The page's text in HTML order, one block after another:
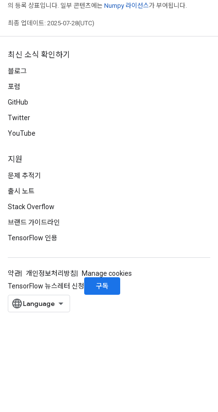
의 등록 상표입니다. 일부 콘텐츠에는 Numpy 라이선스가 부여됩니다.
최종 업데이트: 2025-07-28(UTC)
최신 소식 확인하기
블로그
포럼
GitHub
Twitter
YouTube
지원
문제 추적기
출시 노트
Stack Overflow
브랜드 가이드라인
TensorFlow 인용
약관 개인정보처리방침
Manage cookies
TensorFlow 뉴스레터 신청
구독